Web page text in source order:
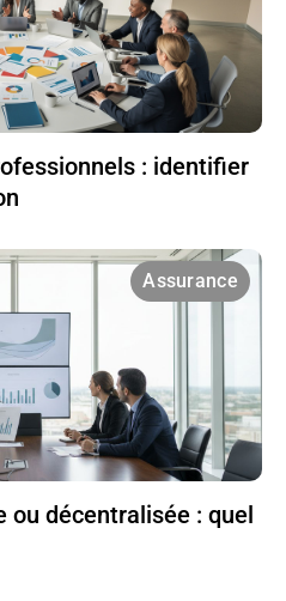
: identifier
Assurance
ou décentralisée : quel